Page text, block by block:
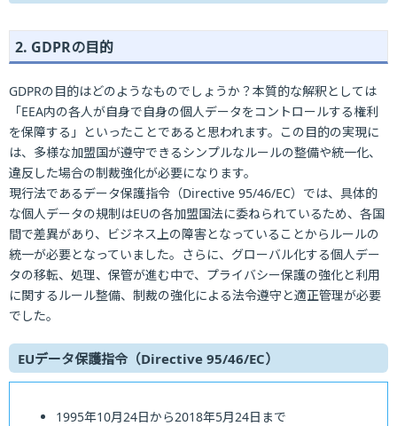
2. GDPRの目的
GDPRの目的はどのようなものでしょうか？本質的な解釈としては
「EEA内の各人が自身で自身の個人データをコントロールする権利
を保障する」といったことであると思われます。この目的の実現に
は、多様な加盟国が遵守できるシンプルなルールの整備や統一化、
違反した場合の制裁強化が必要になります。
現行法であるデータ保護指令（Directive 95/46/EC）では、具体的
な個人データの規制はEUの各加盟国法に委ねられているため、各国
間で差異があり、ビジネス上の障害となっていることからルールの
統一が必要となっていました。さらに、グローバル化する個人デー
タの移転、処理、保管が進む中で、プライバシー保護の強化と利用
に関するルール整備、制裁の強化による法令遵守と適正管理が必要
でした。
EUデータ保護指令（Directive 95/46/EC）
1995年10月24日から2018年5月24日まで